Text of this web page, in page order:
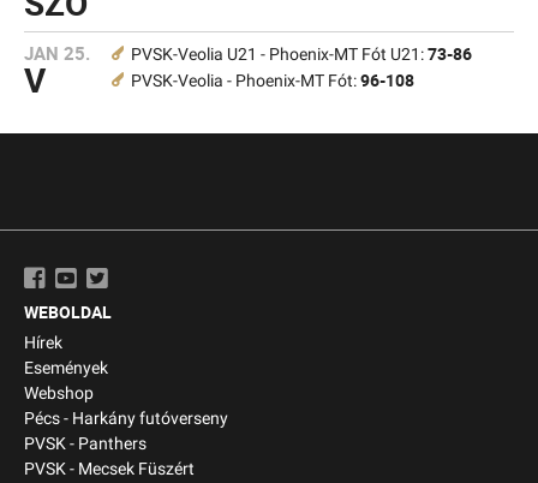
JAN 25.
V
PVSK-Veolia U21 - Phoenix-MT Fót U21:73-86
PVSK-Veolia - Phoenix-MT Fót:96-108
WEBOLDAL
Hírek
Események
Webshop
Pécs - Harkány futóverseny
PVSK - Panthers
PVSK - Mecsek Füszért